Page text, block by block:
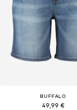
BUFFALO
49,99 €